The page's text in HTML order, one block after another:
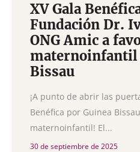
XV Gala
Fundación Dr.
ONG Amic a
maternoinfantil
Bissau
¡A punto de abrir las
Benéfica por Guinea
maternoinfantil! El...
30 de septiembre de 2025